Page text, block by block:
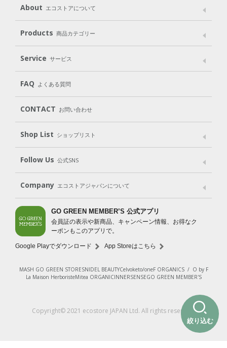
絞り込む
About エコストアについて
メッセージ ブランドストーリー
パッケージへのこだわり
動物実験をしない
Products 商品カテゴリー
Laundry
Cleaning Baby Kids
Body（ボディ） Hair（ヘア） Oral care（オーラルケア）
Goods （グッズ）
Gift set
Service サービス
User Guide
Subscription（定期便）
FAQ よくある質問
CONTACT お問い合わせ
Shop List ショップリスト
Shop List
Follow Us 公式SNS
LINE＠ Instagram Facebook
Company エコストアジャパンについて
会社案内 ご利用規約
プライバシーポリシー
特定商取引法に基づく表示
免責事項
法人会員サービス
New Zealand Site
GO GREEN MEMBER’S 公式アプリ
会員証の表示や新商品、キャンペーン情報、お得なク
ーポンもこのアプリで。
Google Playでダウンロード App Storeはこちら
MASH GO GREEN STORESNIDEL BEAUTYCelvoketo/oneF ORGANICS/ O by F
La Maison HerboristeMitea ORGANICINNERSENSEGO GREEN MEMBER'S
Copyright© 2021 ecostore JAPAN Ltd. All rights reserved.